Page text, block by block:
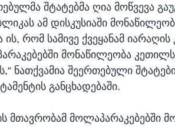
შტატებმა ღია მოწვევა
ამ დისკუსიაში
ის, რომ სამივე ქვეყანამ
მონაწილეობა
ნათქვამია შეერთებული
განცხადებაში.
მთავრობამ მოლაპარაკებებში